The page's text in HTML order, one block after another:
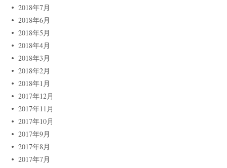
2018年7月
2018年6月
2018年5月
2018年4月
2018年3月
2018年2月
2018年1月
2017年12月
2017年11月
2017年10月
2017年9月
2017年8月
2017年7月